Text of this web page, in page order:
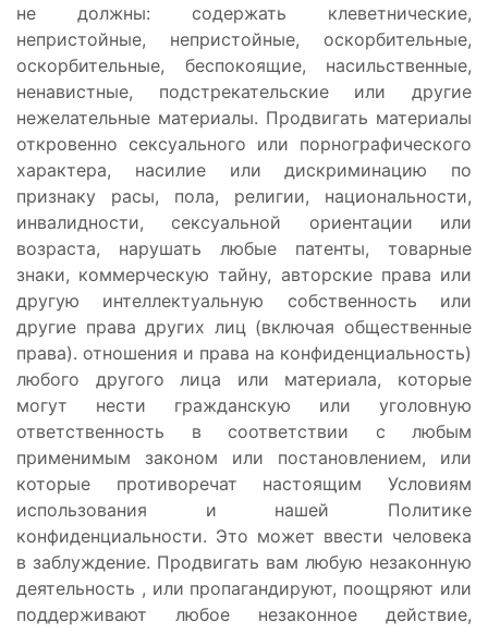
не должны: содержать клеветнические,
непристойные, непристойные, оскорбительные,
оскорбительные, беспокоящие, насильственные,
ненавистные, подстрекательские или другие
нежелательные материалы. Продвигать материалы
откровенно сексуального или порнографического
характера, насилие или дискриминацию по
признаку расы, пола, религии, национальности,
инвалидности, сексуальной ориентации или
возраста, нарушать любые патенты, товарные
знаки, коммерческую тайну, авторские права или
другую интеллектуальную собственность или
другие права других лиц (включая общественные
права). отношения и права на конфиденциальность)
любого другого лица или материала, которые
могут нести гражданскую или уголовную
ответственность в соответствии с любым
применимым законом или постановлением, или
которые противоречат настоящим Условиям
использования и нашей Политике
конфиденциальности. Это может ввести человека
в заблуждение. Продвигать вам любую незаконную
деятельность , или пропагандируют, поощряют или
поддерживают любое незаконное действие,